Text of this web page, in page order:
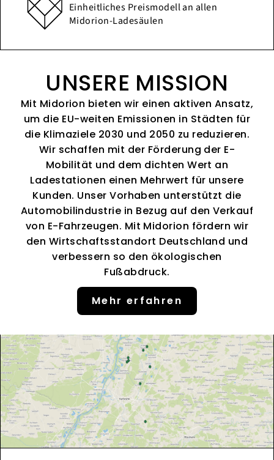
Einheitliches Preismodell an allen
Midorion-Ladesäulen
UNSERE MISSION
Mit Midorion bieten wir einen aktiven Ansatz,
um die EU-weiten Emissionen in Städten für
die Klimaziele 2030 und 2050 zu reduzieren.
Wir schaffen mit der Förderung der E-
Mobilität und dem dichten Wert an
Ladestationen einen Mehrwert für unsere
Kunden. Unser Vorhaben unterstützt die
Automobilindustrie in Bezug auf den Verkauf
von E-Fahrzeugen. Mit Midorion fördern wir
den Wirtschaftsstandort Deutschland und
verbessern so den ökologischen
Fußabdruck.
Mehr erfahren